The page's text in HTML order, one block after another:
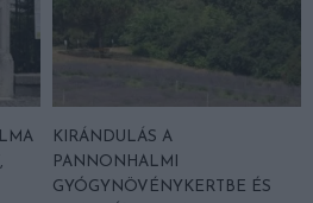
KIRÁNDULÁS A
PANNONHALMI
GYÓGYNÖVÉNYKERTBE ÉS